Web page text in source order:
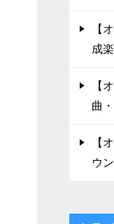
【
成
【
曲
【
ウ